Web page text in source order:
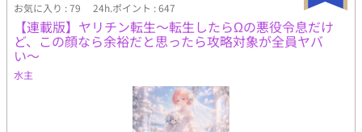
お気に入り : 79 24h.ポイント : 647
【連載版】ヤリチン転生〜転生したらΩの悪役令息だけ
ど、この顔なら余裕だと思ったら攻略対象が全員ヤバ
い〜
水主